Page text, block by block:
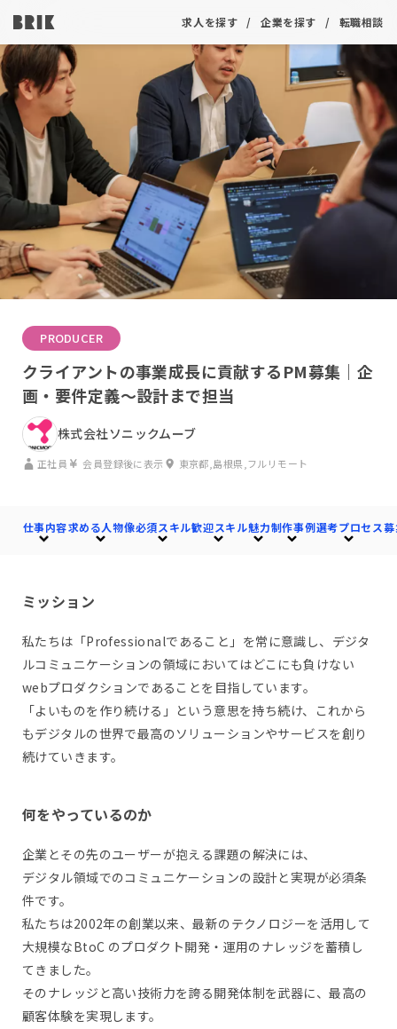
求人を探す 企業を探す 転職相談
PRODUCER
クライアントの事業成長に貢献するPM募集｜企
画・要件定義～設計まで担当
株式会社ソニックムーブ
正社員 会員登録後に表示 東京都,島根県,フルリモート
仕事内容求める人物像必須スキル歓迎スキル魅力制作事例選考プロセス
ミッション
私たちは「Professionalであること」を常に意識し、デジタ
ルコミュニケーションの領域においてはどこにも負けない
webプロダクションであることを目指しています。
「よいものを作り続ける」という意思を持ち続け、これから
もデジタルの世界で最高のソリューションやサービスを創り
続けていきます。
何をやっているのか
企業とその先のユーザーが抱える課題の解決には、
デジタル領域でのコミュニケーションの設計と実現が必須条
件です。
私たちは2002年の創業以来、最新のテクノロジーを活用して
大規模なBtoC のプロダクト開発・運用のナレッジを蓄積し
てきました。
そのナレッジと高い技術力を誇る開発体制を武器に、最高の
顧客体験を実現します。